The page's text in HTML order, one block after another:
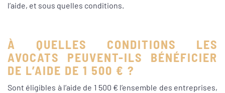
l’aide, et sous quelles conditions.
À QUELLES CONDITIONS LES
AVOCATS PEUVENT-ILS BÉNÉFICIER
DE L’AIDE DE 1 500 € ?
Sont éligibles à l’aide de 1 500 € l’ensemble des entreprises,